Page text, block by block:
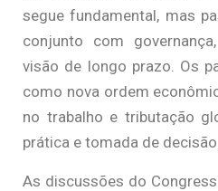
segue fundamental, mas
conjunto com
visão de longo prazo. Os
como nova ordem
no trabalho e tributação
prática e tomada de decisão.
As discussões do